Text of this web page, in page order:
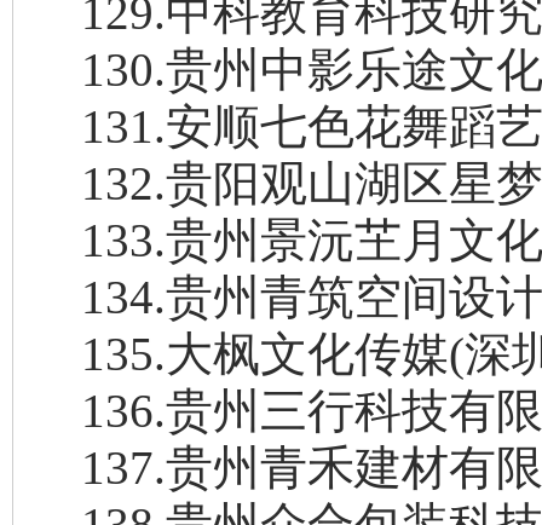
129.中科教育科技研
130.贵州中影乐途文
131.安顺七色花舞蹈
132.贵阳观山湖区星
133.贵州景沅芏月文
134.贵州青筑空间设
135.大枫文化传媒(深
136.贵州三行科技有
137.贵州青禾建材有